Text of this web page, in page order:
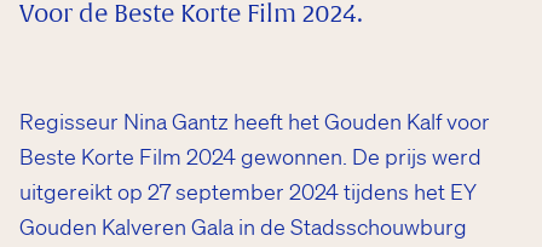
Voor de Beste Korte Film 2024.
Regisseur Nina Gantz heeft het Gouden Kalf voor
Beste Korte Film 2024 gewonnen. De prijs werd
uitgereikt op 27 september 2024 tijdens het EY
Gouden Kalveren Gala in de Stadsschouwburg